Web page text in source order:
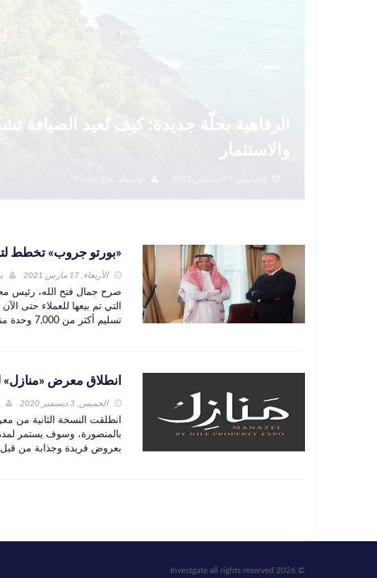
الرفاهية بحلّة جديدة: كيف تُعيد الضيافة
والاستثمار
«بورتو جروب» تخطط لتسليم 3,500 وحدة
الأربعاء, 17 مارس 2021
صرح جمال فتح الله، رئيس
تسليم أكثر من 7,000 وحدة منها حتى الآن، وتخطط الشركة لتسليم 3, ...
انطلاق معرض «منازل» للعقارات في
الخميس, 3 ديسمبر 2020
بعروض فريدة وجذابة من قبل
© 2026 Investgate all rights reserved